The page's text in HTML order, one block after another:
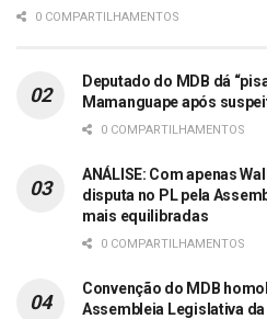
0 COMPARTILHAMENTOS
Deputado do MDB dá
Mamanguape após
0 COMPARTILHAMENTOS
ANÁLISE: Com apenas
disputa no PL pela
mais equilibradas
0 COMPARTILHAMENTOS
Convenção do MDB
Assembleia Legislativa